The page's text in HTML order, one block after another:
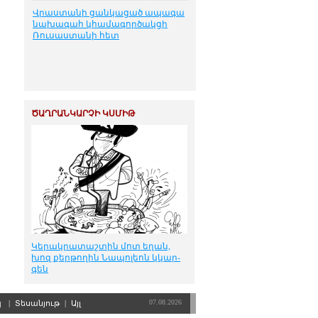
Վրաստանի ցանկացած ապագա
նախագահ կհամագործակցի
Ռուսաստանի հետ
ԾԱՂՐԱՆԿԱՐՉԻ ԿՍՄԻԹ
Կե­րակ­րա­տաշ­տին մոտ ե­ղան,
խոզ քեր­թո­ղին Նա­պո­լեոն կկար­
գեն
| Տեսանյութ | Այլ 07.08.2026